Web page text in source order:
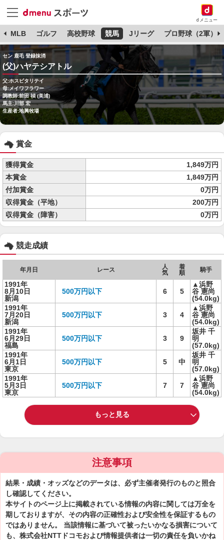
dメニュー
MLB ゴルフ 高校野球 競馬 Jリーグ プロ野球（2軍）
セン 鹿毛 登録抹消
(父)ハヤテシアトル
父:ホスピタリテイ
母:メイワフラワー
調教師:前田 禎 (美浦)
馬主:川部 宏
生産者:地興牧場
賞金
獲得賞金
1,849万円
本賞金
1,849万円
付加賞金
0万円
収得賞金（平地）
200万円
収得賞金（障害）
0万円
競走成績
年月日 レース
人
気
着
順
騎手
1991年
8月10日
新潟
500万円以下 6 5
▲浜野
谷 憲尚
(54.0kg)
1991年
7月20日
新潟
500万円以下 3 4
▲浜野
谷 憲尚
(54.0kg)
1991年
6月29日
福島
500万円以下 3 9
坂井 千
明
(57.0kg)
1991年
6月1日
東京
500万円以下 5 中
坂井 千
明
(57.0kg)
1991年
5月3日
東京
500万円以下 7 7
▲浜野
谷 憲尚
(54.0kg)
もっと見る
注意事項
結果・成績・オッズなどのデータは、必ず主催者発行のものと照合
し確認してください。
本サイトのページ上に掲載されている情報の内容に関しては万全を
期しておりますが、その内容の正確性および安全性を保証するもの
ではありません。 当該情報に基づいて被ったいかなる損害について
も、株式会社NTTドコモおよび情報提供者は一切の責任を負いかね